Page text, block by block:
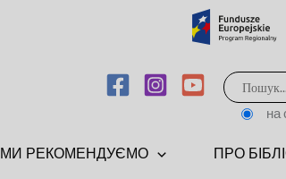
Шукати:
на
МИ РЕКОМЕНДУЄМО ПРО